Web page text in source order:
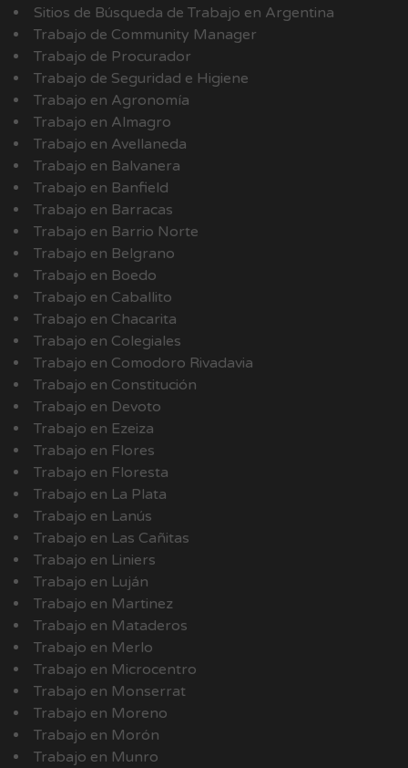
Sitios de Búsqueda de Trabajo en Argentina
Trabajo de Community Manager
Trabajo de Procurador
Trabajo de Seguridad e Higiene
Trabajo en Agronomía
Trabajo en Almagro
Trabajo en Avellaneda
Trabajo en Balvanera
Trabajo en Banfield
Trabajo en Barracas
Trabajo en Barrio Norte
Trabajo en Belgrano
Trabajo en Boedo
Trabajo en Caballito
Trabajo en Chacarita
Trabajo en Colegiales
Trabajo en Comodoro Rivadavia
Trabajo en Constitución
Trabajo en Devoto
Trabajo en Ezeiza
Trabajo en Flores
Trabajo en Floresta
Trabajo en La Plata
Trabajo en Lanús
Trabajo en Las Cañitas
Trabajo en Liniers
Trabajo en Luján
Trabajo en Martinez
Trabajo en Mataderos
Trabajo en Merlo
Trabajo en Microcentro
Trabajo en Monserrat
Trabajo en Moreno
Trabajo en Morón
Trabajo en Munro